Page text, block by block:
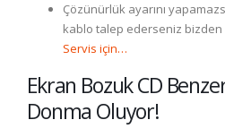
Çözünürlük ayarını
kablo talep ederseniz
Servis için…
Ekran Bozuk CD
Donma Oluyor!